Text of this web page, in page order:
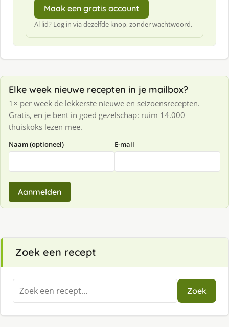
Maak een gratis account
Al lid? Log in via dezelfde knop, zonder wachtwoord.
Elke week nieuwe recepten in je mailbox?
1× per week de lekkerste nieuwe en seizoensrecepten.
Gratis, en je bent in goed gezelschap: ruim 14.000
thuiskoks lezen mee.
Naam (optioneel) E-mail
Aanmelden
Zoek een recept
Zoeken
naar:
Zoek